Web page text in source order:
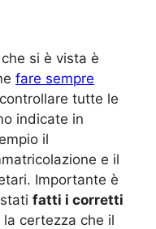
si è vista è
fare sempre
tutte le
indicate in
il
e il
Importante è
fatti i corretti
certezza che il